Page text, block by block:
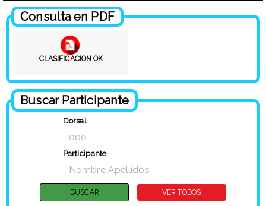
Consulta en PDF
CLASIFICACION OK
Buscar Participante
Dorsal
Participante